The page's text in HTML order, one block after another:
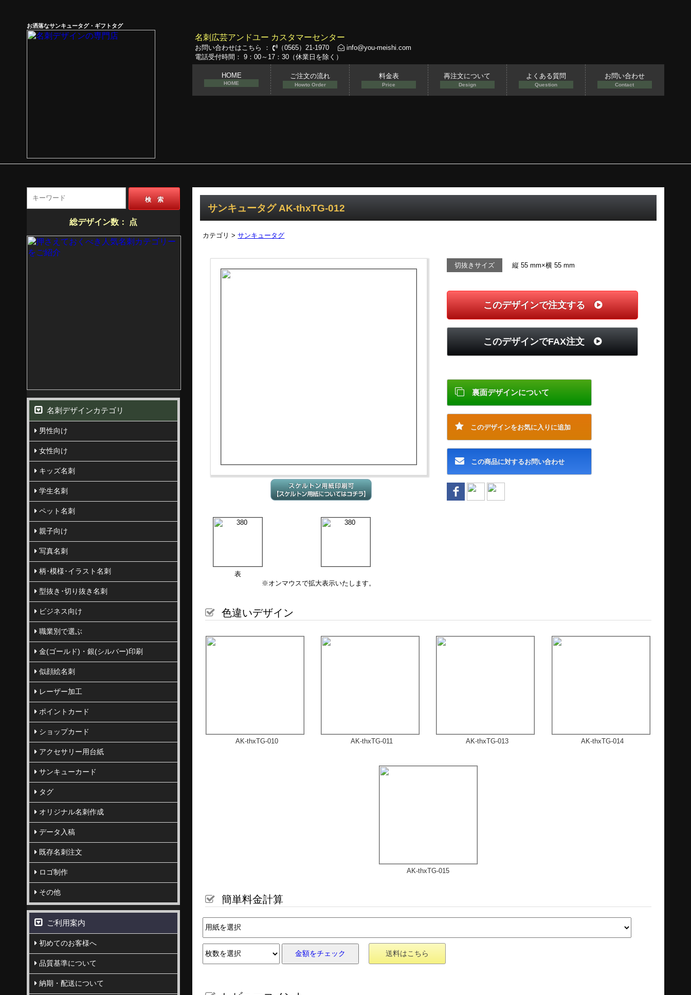
お洒落なサンキュータグ・ギフトタグ
名刺広芸アンドユー カスタマーセンター
お問い合わせはこちら ： （0565）21-1970
info@you-meishi.com
電話受付時間： 9：00～17：30（休業日を除く）
HOME
HOME
ご注文の流れ
Howto Order
料金表
Price
再注文について
Design
よくある質問
Question
お問い合わせ
Contact
サンキュータグ AK-thxTG-012
カテゴリ >サンキュータグ
表
※オンマウスで拡大表示いたします。
切抜きサイズ 縦 55 mm×横 55 mm
このデザインで注文する
このデザインでFAX注文
裏面デザインについて
このデザインをお気に入りに追加
この商品に対するお問い合わせ
色違いデザイン
AK-thxTG-010 AK-thxTG-011 AK-thxTG-013 AK-thxTG-014
AK-thxTG-015
簡単料金計算
金額をチェック 送料はこちら
検 索
総デザイン数： 点
名刺デザインカテゴリ
男性向け
女性向け
キッズ名刺
学生名刺
ペット名刺
親子向け
写真名刺
柄･模様･イラスト名刺
型抜き･切り抜き名刺
ビジネス向け
職業別で選ぶ
金(ゴールド)・銀(シルバー)印刷
似顔絵名刺
レーザー加工
ポイントカード
ショップカード
アクセサリー用台紙
サンキューカード
タグ
オリジナル名刺作成
データ入稿
既存名刺注文
ロゴ制作
その他
ご利用案内
初めてのお客様へ
品質基準について
納期・配送について